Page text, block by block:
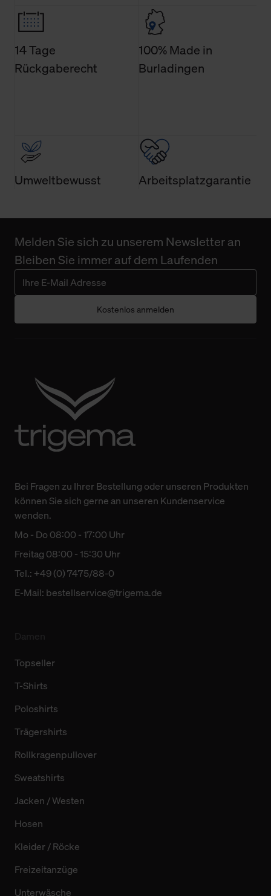
Weitere Informationen über Cookies und Web-
Technologien sowie die Nutzung Ihrer persönlichen Daten
finden Sie in unserer Datenschutzerklärung.
14 Tage
Rückgaberecht
100% Made in
Burladingen
Umweltbewusst Arbeitsplatzgarantie
Melden Sie sich zu unserem Newsletter an
Bleiben Sie immer auf dem Laufenden
Kostenlos anmelden
Bei Fragen zu Ihrer Bestellung oder unseren Produkten
können Sie sich gerne an unseren Kundenservice
wenden.
Mo - Do 08:00 - 17:00 Uhr
Freitag 08:00 - 15:30 Uhr
Tel.: +49 (0) 7475/88-0
E-Mail: bestellservice@trigema.de
Topseller
T-Shirts
Poloshirts
Trägershirts
Rollkragenpullover
Sweatshirts
Jacken / Westen
Hosen
Kleider / Röcke
Freizeitanzüge
Unterwäsche